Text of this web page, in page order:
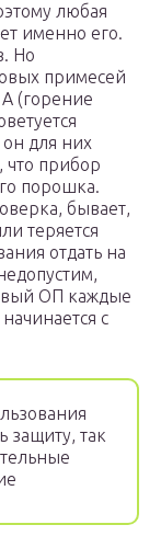
любая
именно его.
Но
примесей
(горение
он для них
что прибор
порошка.
бывает,
теряется
отдать на
ОП каждые
с
защиту, так